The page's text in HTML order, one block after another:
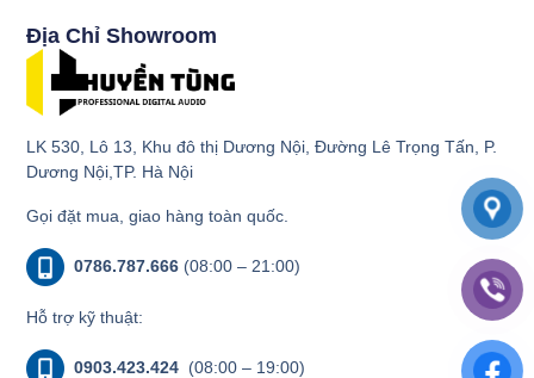
Địa Chỉ Showroom
LK 530, Lô 13, Khu đô thị Dương Nội, Đường Lê Trọng Tấn, P.
Dương Nội,TP. Hà Nội
Gọi đặt mua, giao hàng toàn quốc.
0786.787.666 (08:00 – 21:00)
Hỗ trợ kỹ thuật:
0903.423.424 (08:00 – 19:00)